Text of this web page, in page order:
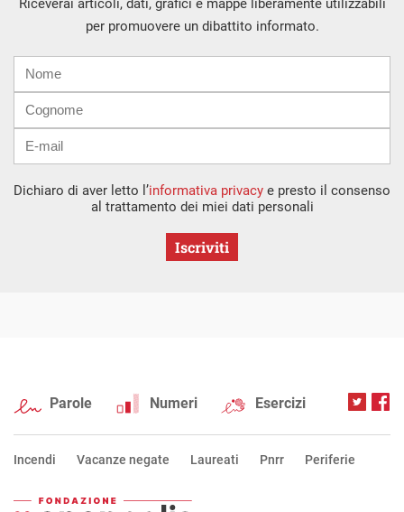
per promuovere un dibattito informato.
mail
Dichiaro di aver letto l’informativa privacy e presto il consenso
al trattamento dei miei dati personali
Iscriviti
Parole Numeri Esercizi
Incendi Vacanze negate Laureati Pnrr Periferie